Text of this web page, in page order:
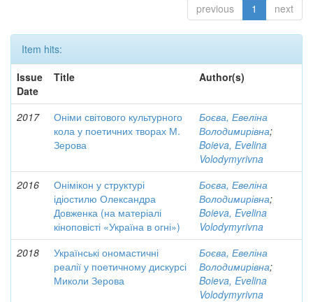
previous 1 next
Item hits:
Issue
Date
Title Author(s)
2017
Оніми світового культурного
кола у поетичних творах М.
Зерова
Боєва, Евеліна
Володимирівна;
Boieva, Evelina
Volodymyrivna
2016
Онімікон у структурі
ідіостилю Олександра
Довженка (на матеріалі
кіноповісті «Україна в огні»)
Боєва, Евеліна
Володимирівна;
Boieva, Evelina
Volodymyrivna
2018
Українські ономастичні
реалії у поетичному дискурсі
Миколи Зерова
Боєва, Евеліна
Володимирівна;
Boieva, Evelina
Volodymyrivna